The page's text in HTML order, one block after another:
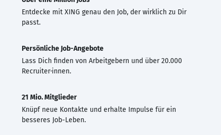
Entdecke mit XING genau den Job, der wirklich zu Dir
passt.
Persönliche Job-Angebote
Lass Dich finden von Arbeitgebern und über 20.000
Recruiter·innen.
21 Mio. Mitglieder
Knüpf neue Kontakte und erhalte Impulse für ein
besseres Job-Leben.